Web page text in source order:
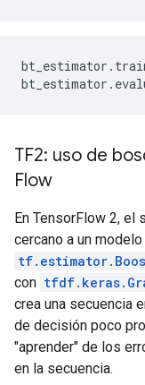
bt_estimator .
bt_estimator .
TF2: uso de
Flow
En TensorFlow 2, el
cercano a un
con
crea una secuencia
de decisión poco
"aprender" de los
en la secuencia.